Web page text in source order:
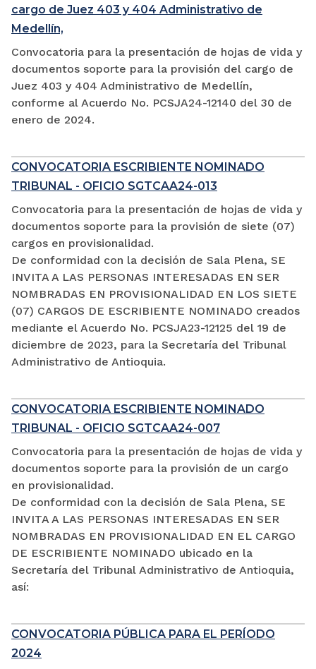
cargo de Juez 403 y 404 Administrativo de
Medellín,
Convocatoria para la presentación de hojas de vida y
documentos soporte para la provisión del cargo de
Juez 403 y 404 Administrativo de Medellín,
conforme al Acuerdo No. PCSJA24-12140 del 30 de
enero de 2024.
CONVOCATORIA ESCRIBIENTE NOMINADO
TRIBUNAL - OFICIO SGTCAA24-013
Convocatoria para la presentación de hojas de vida y
documentos soporte para la provisión de siete (07)
cargos en provisionalidad.
De conformidad con la decisión de Sala Plena, SE
INVITA A LAS PERSONAS INTERESADAS EN SER
NOMBRADAS EN PROVISIONALIDAD EN LOS SIETE
(07) CARGOS DE ESCRIBIENTE NOMINADO creados
mediante el Acuerdo No. PCSJA23-12125 del 19 de
diciembre de 2023, para la Secretaría del Tribunal
Administrativo de Antioquia.
CONVOCATORIA ESCRIBIENTE NOMINADO
TRIBUNAL - OFICIO SGTCAA24-007
Convocatoria para la presentación de hojas de vida y
documentos soporte para la provisión de un cargo
en provisionalidad.
De conformidad con la decisión de Sala Plena, SE
INVITA A LAS PERSONAS INTERESADAS EN SER
NOMBRADAS EN PROVISIONALIDAD EN EL CARGO
DE ESCRIBIENTE NOMINADO ubicado en la
Secretaría del Tribunal Administrativo de Antioquia,
así:
CONVOCATORIA PÚBLICA PARA EL PERÍODO
2024